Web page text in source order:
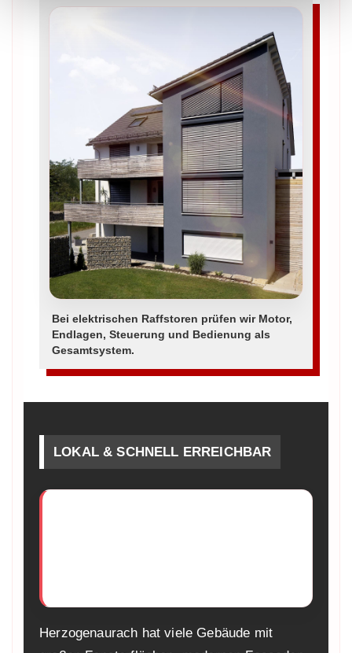
Bei elektrischen Raffstoren prüfen wir Motor,
Endlagen, Steuerung und Bedienung als
Gesamtsystem.
LOKAL & SCHNELL ERREICHBAR
Herzogenaurach hat viele Gebäude mit